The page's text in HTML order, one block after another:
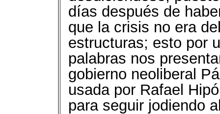
días después de
que la crisis no era
estructuras; esto por
palabras nos
gobierno neoliberal
usada por Rafael
para seguir jodiendo